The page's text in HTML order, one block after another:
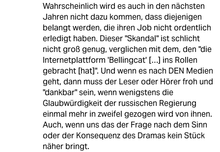
Wahrscheinlich wird es auch in den nächsten
Jahren nicht dazu kommen, dass diejenigen
belangt werden, die ihren Job nicht ordentlich
erledigt haben. Dieser "Skandal" ist schlicht
nicht groß genug, verglichen mit dem, den "die
Internetplattform 'Bellingcat' […] ins Rollen
gebracht [hat]". Und wenn es nach DEN Medien
geht, dann muss der Leser oder Hörer froh und
"dankbar" sein, wenn wenigstens die
Glaubwürdigkeit der russischen Regierung
einmal mehr in zweifel gezogen wird von ihnen.
Auch, wenn uns das der Frage nach dem Sinn
oder der Konsequenz des Dramas kein Stück
näher bringt.